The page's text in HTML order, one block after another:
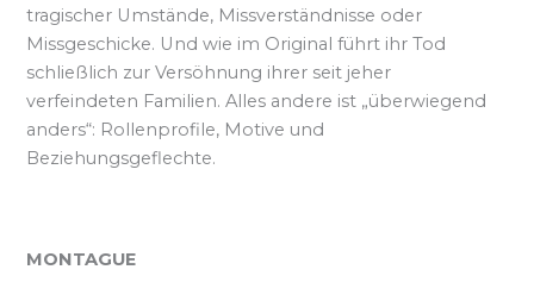
tragischer Umstände, Missverständnisse oder
Missgeschicke. Und wie im Original führt ihr Tod
schließlich zur Versöhnung ihrer seit jeher
verfeindeten Familien. Alles andere ist „überwiegend
anders“: Rollenprofile, Motive und
Beziehungsgeflechte.
MONTAGUE